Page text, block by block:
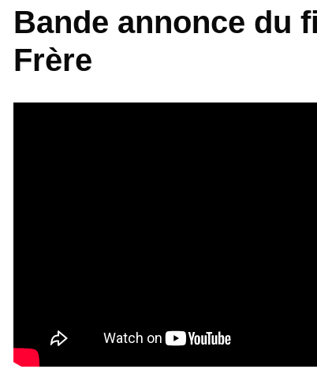
Bande annonce du
Frère